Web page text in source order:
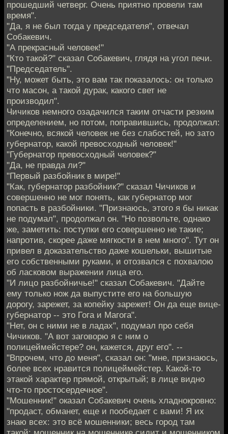
прошедший четверг. Очень приятно провели там
время".
"Да, я не был тогда у председателя", отвечал
Собакевич.
"А прекрасный человек!"
"Кто такой?" сказал Собакевич, глядя на угол печи.
"Председатель".
"Ну, может быть, это вам так показалось: он только
что масон, а такой дурак, какого свет не
производил".
Чичиков немного озадачился таким отчасти резким
определением, но потом, поправившись, продолжал:
"Конечно, всякой человек не без слабостей, но зато
губернатор, какой превосходный человек!"
"Губернатор превосходный человек?"
"Да, не правда ли?"
"Первый разбойник в мире!"
"Как, губернатор разбойник?" сказал Чичиков и
совершенно не мог понять, как губернатор мог
попасть в разбойники. "Признаюсь, этого я бы никак
не подумал", продолжал он. "Но позвольте, однако
же, заметить: поступки его совершенно не такие;
напротив, скорее даже мягкости в нем много". Тут он
привел в доказательство даже кошельки, вышитые
его собственными руками, и отозвался с похвалою
об ласковом выражении лица его.
"И лицо разбойничье!" сказал Собакевич. "Дайте
ему только нож да выпустите его на большую
дорогу, зарежет, за копейку зарежет! Он да еще вице-
губернатор -- это Гога и Магога".
"Нет, он с ними не в ладах", подумал про себя
Чичиков. "А вот заговорю я с ним о
полицеймейстере? он, кажется, друг его". --
"Впрочем, что до меня", сказал он: "мне, признаюсь,
более всех нравится полицеймейстер. Какой-то
этакой характер прямой, открытый; в лице видно
что-то простосердечное".
"Мошенник!" оказал Собакевич очень хладнокровно:
"продаст, обманет, еще и пообедает с вами! Я их
знаю всех: это всё мошенники; весь город там